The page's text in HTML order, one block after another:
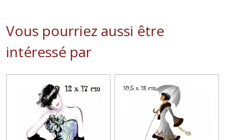
Vous pourriez aussi être
intéressé par